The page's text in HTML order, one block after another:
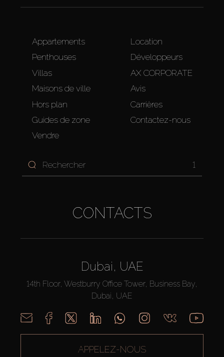
Appartements
Penthouses
Villas
Maisons de ville
Hors plan
Guides de zone
Vendre
Location
Développeurs
AX CORPORATE
Avis
Carrières
Contactez-nous
1
CONTACTS
Dubai, UAE
14th Floor, Westburry Office Tower, Business Bay,
Dubai, UAE
APPELEZ-NOUS